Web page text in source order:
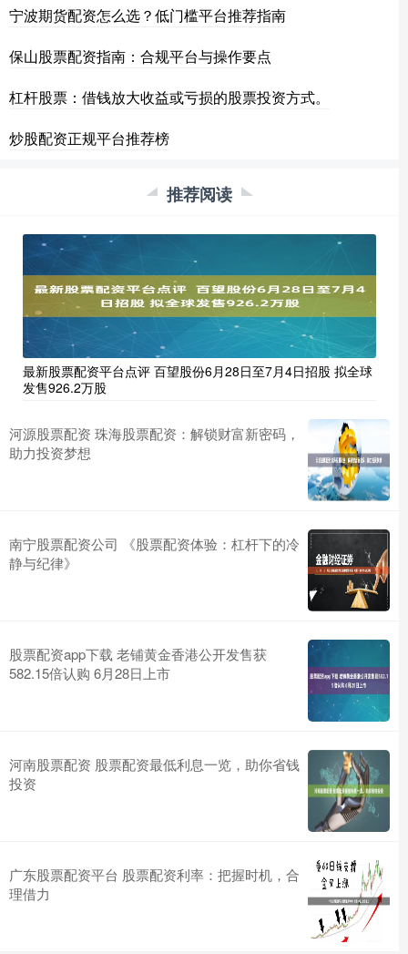
宁波期货配资怎么选？低门槛平台推荐指南
保山股票配资指南：合规平台与操作要点
杠杆股票：借钱放大收益或亏损的股票投资方式。
炒股配资正规平台推荐榜
推荐阅读
最新股票配资平台点评 百望股份6月28日至7月4日招股 拟全球
发售926.2万股
河源股票配资 珠海股票配资：解锁财富新密码，
助力投资梦想
南宁股票配资公司 《股票配资体验：杠杆下的冷
静与纪律》
股票配资app下载 老铺黄金香港公开发售获
582.15倍认购 6月28日上市
河南股票配资 股票配资最低利息一览，助你省钱
投资
广东股票配资平台 股票配资利率：把握时机，合
理借力